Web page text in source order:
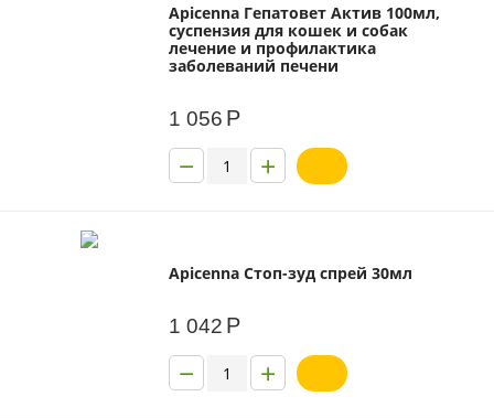
Apicenna Гепатовет Актив 100мл,
суспензия для кошек и собак
лечение и профилактика
заболеваний печени
1 056 Р
+
−
Apicenna Стоп-зуд спрей 30мл
1 042 Р
+
−